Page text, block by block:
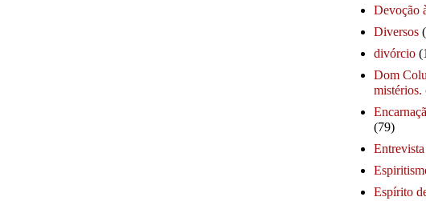
Devoção
Diversos
divórcio
Dom
mistérios.
(79)
Entrevista
Espírito